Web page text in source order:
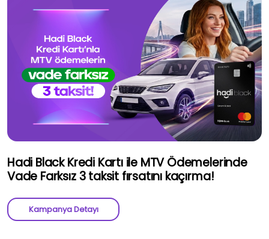
Hadi Black Kredi Kartı ile MTV Ödemelerinde
Vade Farksız 3 taksit fırsatını kaçırma!
Kampanya Detayı